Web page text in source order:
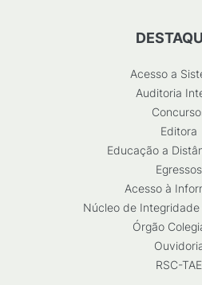
Acesso a
Auditoria
Editora
Educação a
Egressos
Acesso à
Núcleo de Integridade
Órgão
RSC-TAE